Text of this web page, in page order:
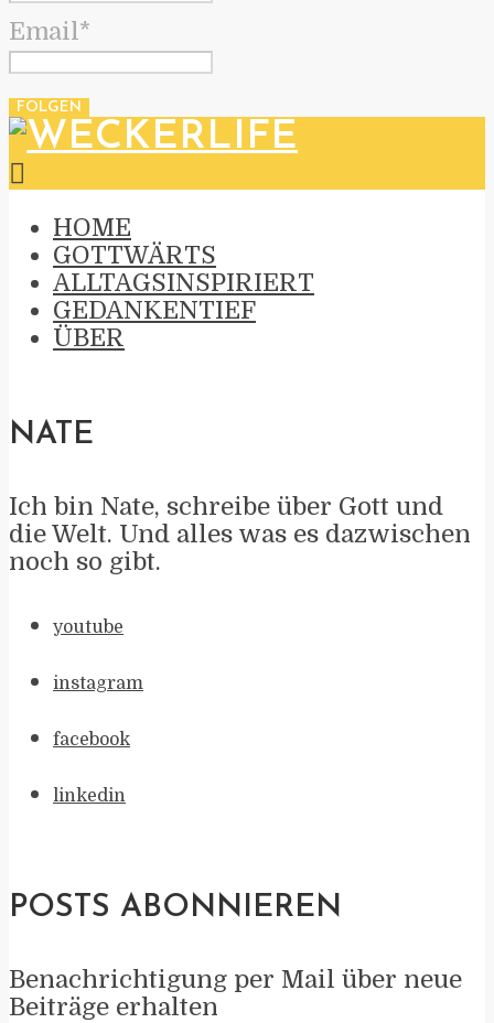
Email*
HOME
GOTTWÄRTS
ALLTAGSINSPIRIERT
GEDANKENTIEF
ÜBER
NATE
Ich bin Nate, schreibe über Gott und
die Welt. Und alles was es dazwischen
noch so gibt.
youtube
instagram
facebook
linkedin
POSTS ABONNIEREN
Benachrichtigung per Mail über neue
Beiträge erhalten